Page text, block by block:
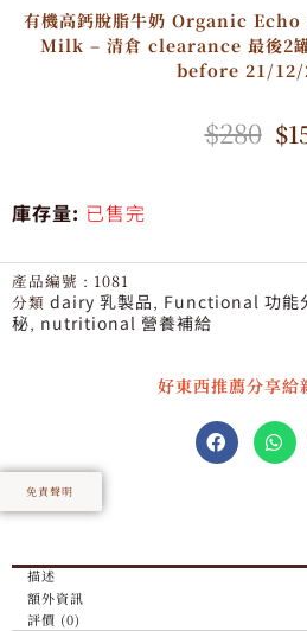
有機高鈣脫脂牛奶 Organic
Milk – 清倉 clearance 最後2
before 21/12/
$280 原
價
格
$
庫存量: 已售完
產品編號 : 1081
分類 dairy 乳製品, Functional 功能
秘, nutritional 營養補給
好東西推薦分享
免責聲明
描述
額外資訊
評價 (0)